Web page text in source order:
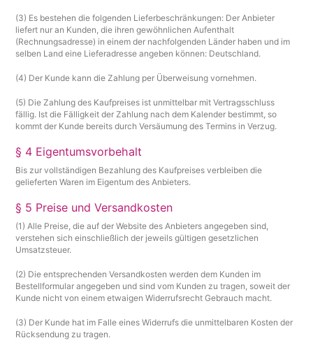
(3) Es bestehen die folgenden Lieferbeschränkungen: Der Anbieter
liefert nur an Kunden, die ihren gewöhnlichen Aufenthalt
(Rechnungsadresse) in einem der nachfolgenden Länder haben und im
selben Land eine Lieferadresse angeben können: Deutschland.
(4) Der Kunde kann die Zahlung per Überweisung vornehmen.
(5) Die Zahlung des Kaufpreises ist unmittelbar mit Vertragsschluss
fällig. Ist die Fälligkeit der Zahlung nach dem Kalender bestimmt, so
kommt der Kunde bereits durch Versäumung des Termins in Verzug.
§ 4 Eigentumsvorbehalt
Bis zur vollständigen Bezahlung des Kaufpreises verbleiben die
gelieferten Waren im Eigentum des Anbieters.
§ 5 Preise und Versandkosten
(1) Alle Preise, die auf der Website des Anbieters angegeben sind,
verstehen sich einschließlich der jeweils gültigen gesetzlichen
Umsatzsteuer.
(2) Die entsprechenden Versandkosten werden dem Kunden im
Bestellformular angegeben und sind vom Kunden zu tragen, soweit der
Kunde nicht von einem etwaigen Widerrufsrecht Gebrauch macht.
(3) Der Kunde hat im Falle eines Widerrufs die unmittelbaren Kosten der
Rücksendung zu tragen.